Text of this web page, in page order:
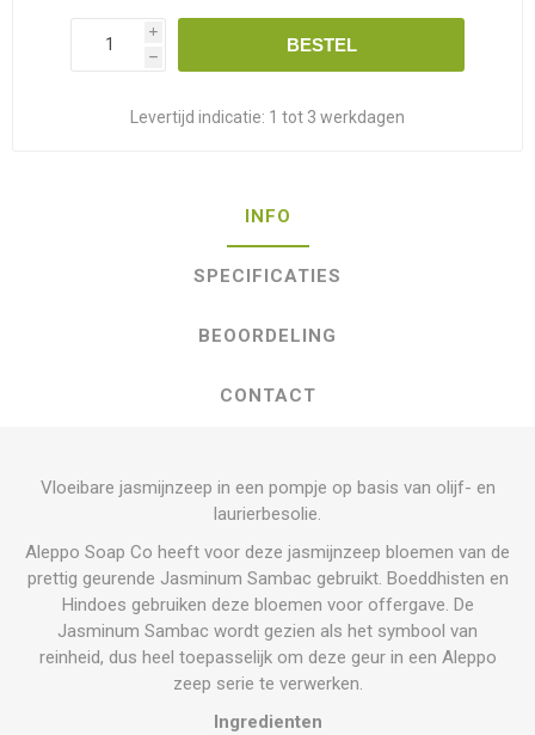
i
h
BESTEL
Levertijd indicatie: 1 tot 3 werkdagen
INFO
SPECIFICATIES
BEOORDELING
CONTACT
Vloeibare jasmijnzeep in een pompje op basis van olijf- en
laurierbesolie.
Aleppo Soap Co heeft voor deze jasmijnzeep bloemen van de
prettig geurende Jasminum Sambac gebruikt. Boeddhisten en
Hindoes gebruiken deze bloemen voor offergave. De
Jasminum Sambac wordt gezien als het symbool van
reinheid, dus heel toepasselijk om deze geur in een Aleppo
zeep serie te verwerken.
Ingredienten